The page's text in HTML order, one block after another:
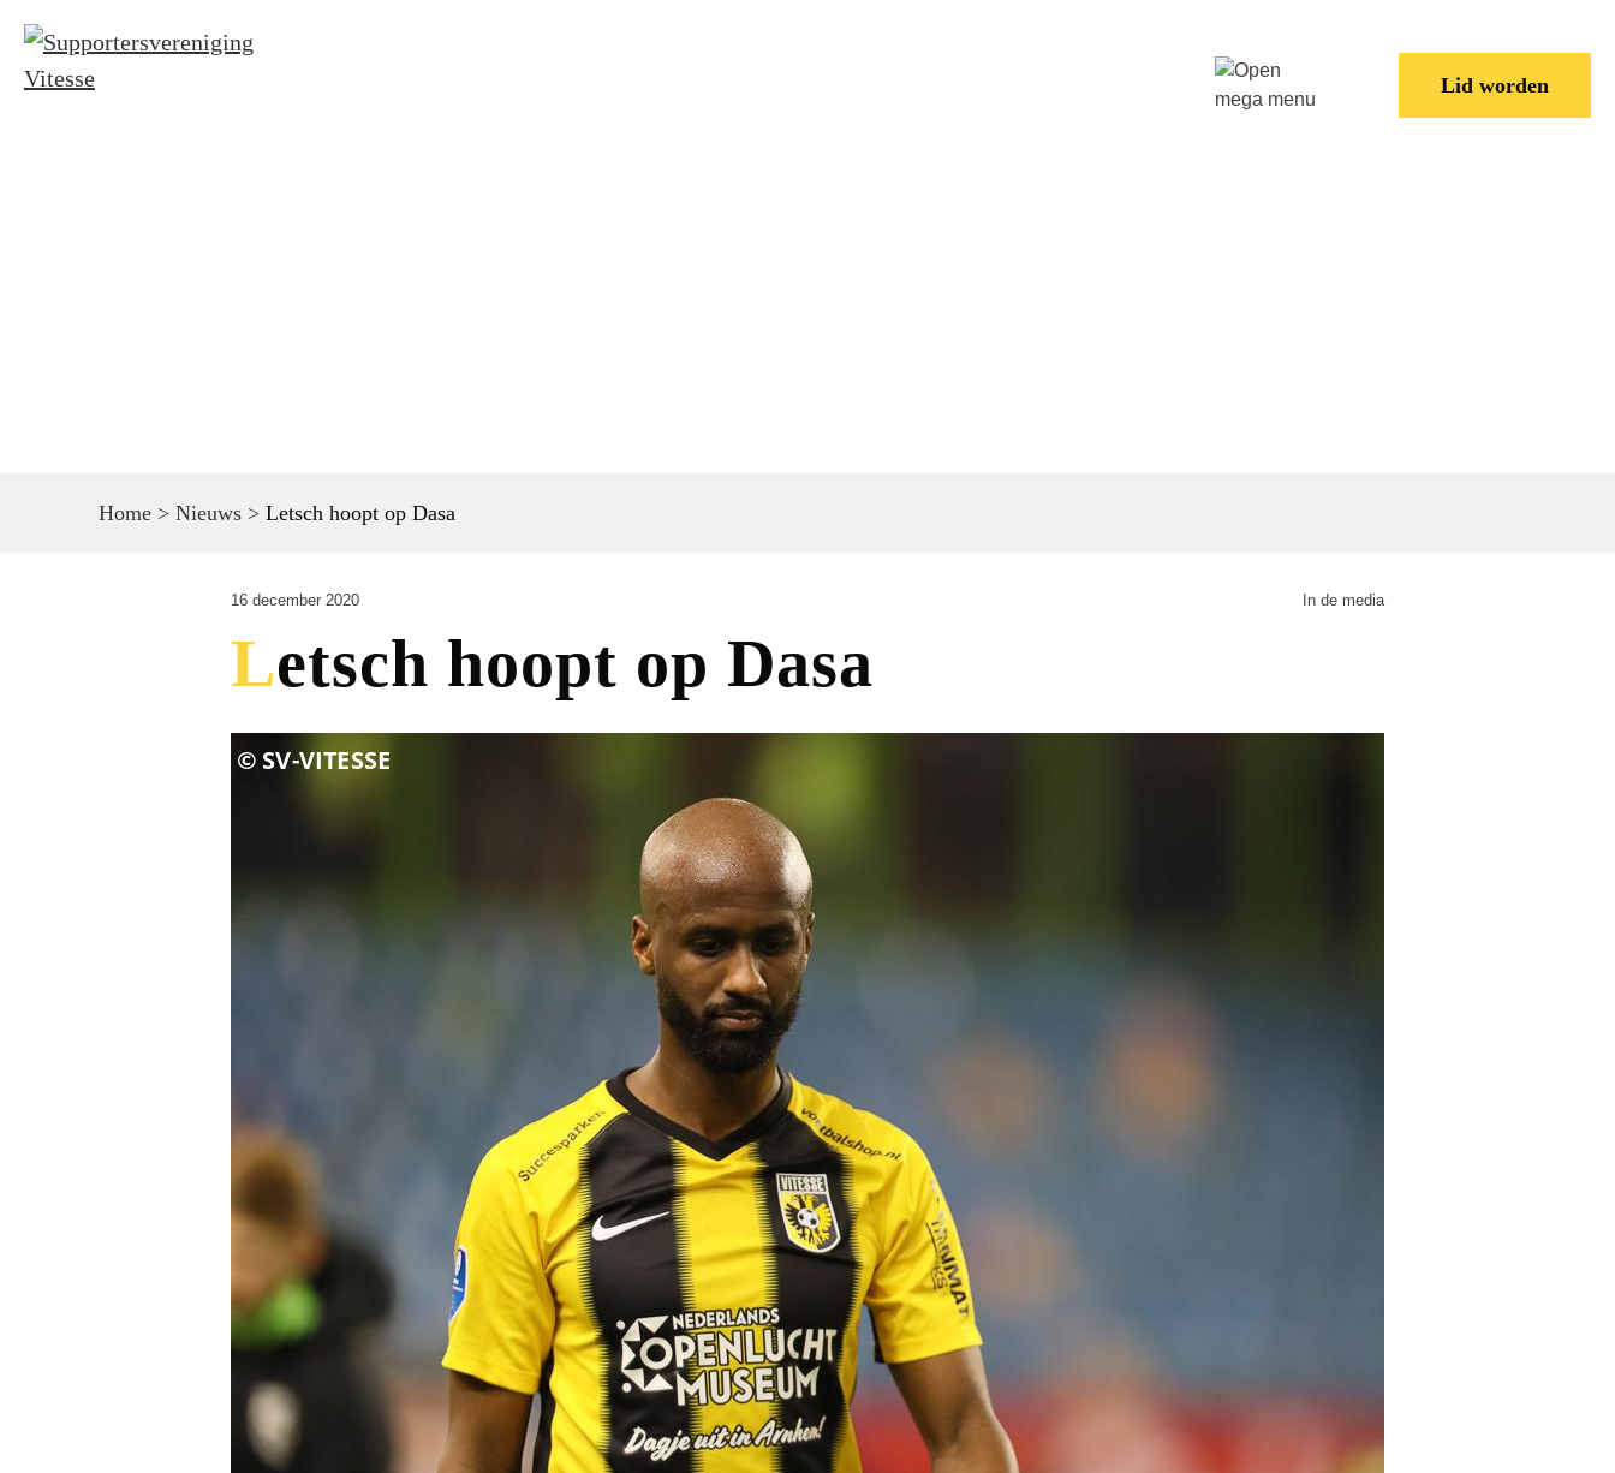
Lid worden
Home > Nieuws > Letsch hoopt op Dasa
16 december 2020 In de media
Letsch hoopt op Dasa